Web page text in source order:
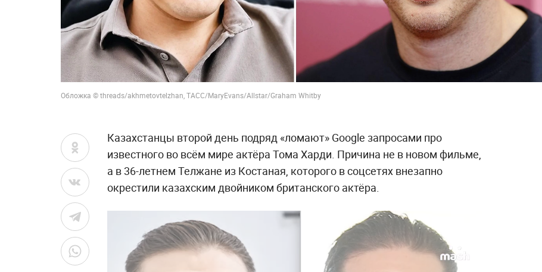
Обложка © threads/akhmetovtelzhan, ТАСС/MaryEvans/Allstar/Graham Whitby
Казахстанцы второй день подряд «ломают» Google запросами про
известного во всём мире актёра Тома Харди. Причина не в новом фильме,
а в 36-летнем Телжане из Костаная, которого в соцсетях внезапно
окрестили казахским двойником британского актёра.